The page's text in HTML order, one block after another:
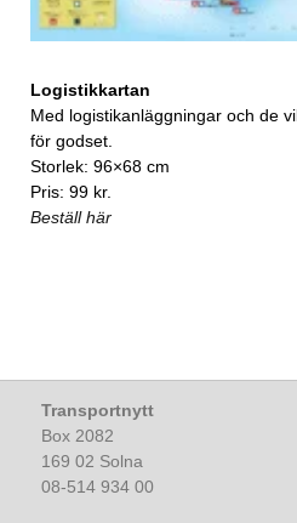
Logistikkartan
Med logistikanläggningar och de
för godset.
Storlek: 96×68 cm
Pris: 99 kr.
Beställ här
Transportnytt
Box 2082
169 02 Solna
08-514 934 00